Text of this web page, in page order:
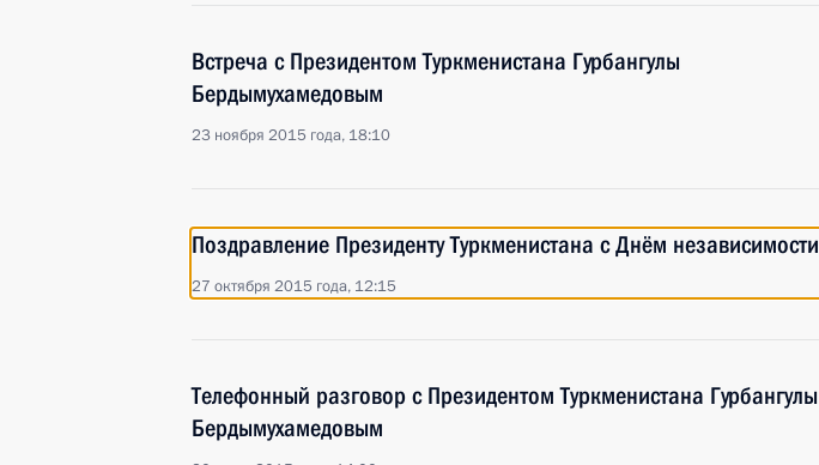
Встреча с Президентом Туркменистана Гурбангулы
Бердымухамедовым
23 ноября 2015 года, 18:10
Поздравление Президенту Туркменистана с Днём независимости
27 октября 2015 года, 12:15
Телефонный разговор с Президентом Туркменистана Гурбангулы
Бердымухамедовым